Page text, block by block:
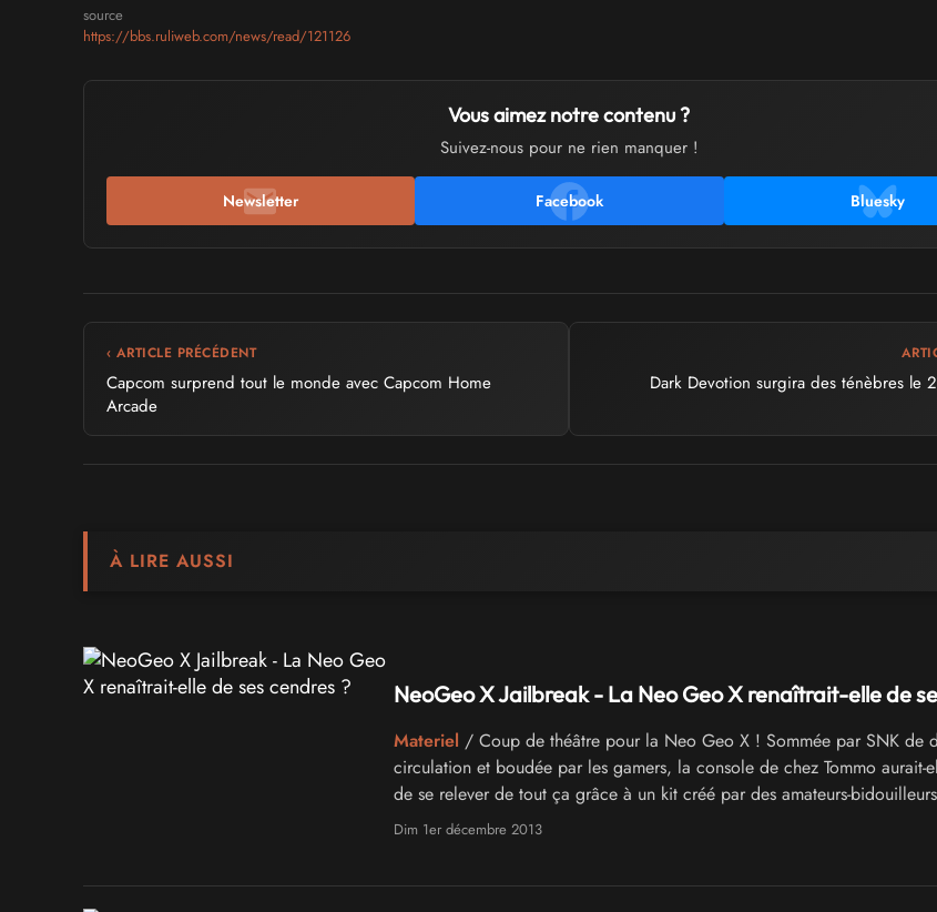
source
https://bbs.ruliweb.com/news/read/121126
Vous aimez notre contenu ?
Suivez-nous pour ne rien manquer !
Newsletter Facebook Bluesky
‹ ARTICLE PRÉCÉDENT
Capcom surprend tout le monde avec Capcom Home
Arcade
Dark Devotion surgira des ténèbres le
À LIRE AUSSI
NeoGeo X Jailbreak - La Neo Geo X renaîtrait-elle de
Materiel / Coup de théâtre pour la Neo Geo X ! Sommée par SNK de
circulation et boudée par les gamers, la console de chez Tommo aurait-
de se relever de tout ça grâce à un kit créé par des amateurs-
retrogaming ?
Dim 1er décembre 2013